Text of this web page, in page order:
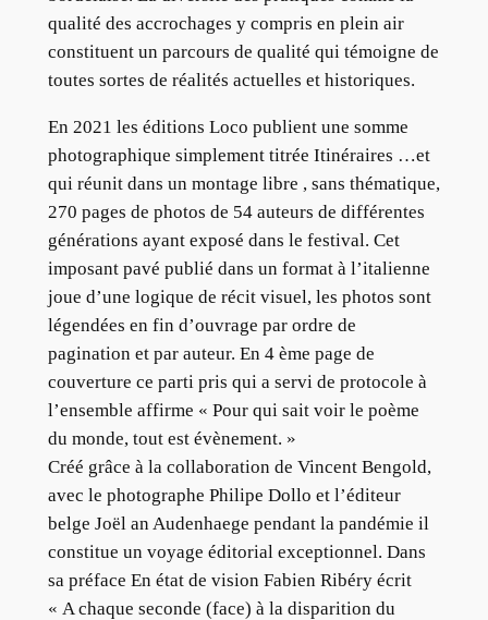
qualité des accrochages y compris en plein air
constituent un parcours de qualité qui témoigne de
toutes sortes de réalités actuelles et historiques.
En 2021 les éditions Loco publient une somme
photographique simplement titrée Itinéraires …et
qui réunit dans un montage libre , sans thématique,
270 pages de photos de 54 auteurs de différentes
générations ayant exposé dans le festival. Cet
imposant pavé publié dans un format à l’italienne
joue d’une logique de récit visuel, les photos sont
légendées en fin d’ouvrage par ordre de
pagination et par auteur. En 4 ème page de
couverture ce parti pris qui a servi de protocole à
l’ensemble affirme « Pour qui sait voir le poème
du monde, tout est évènement. »
Créé grâce à la collaboration de Vincent Bengold,
avec le photographe Philipe Dollo et l’éditeur
belge Joël an Audenhaege pendant la pandémie il
constitue un voyage éditorial exceptionnel. Dans
sa préface En état de vision Fabien Ribéry écrit
« A chaque seconde (face) à la disparition du